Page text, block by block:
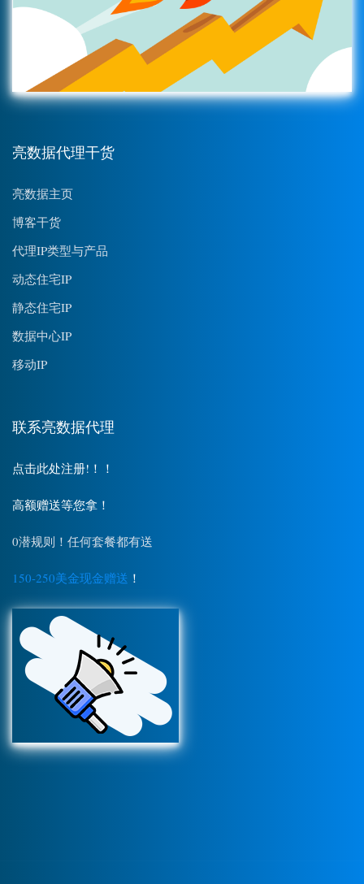
亮数据代理干货
亮数据主页
博客干货
代理IP类型与产品
动态住宅IP
静态住宅IP
数据中心IP
移动IP
联系亮数据代理
点击此处注册!！！
高额赠送等您拿！
0潜规则！任何套餐都有送
150-250美金现金赠送 ！